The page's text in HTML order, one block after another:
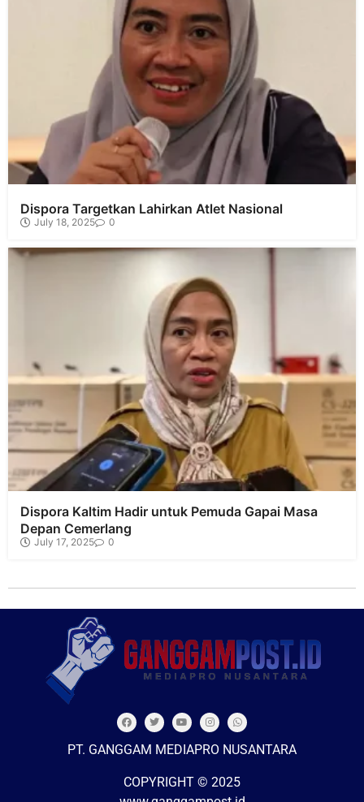
Dispora Targetkan Lahirkan Atlet Nasional
July 18, 2025 0
Dispora Kaltim Hadir untuk Pemuda Gapai Masa
Depan Cemerlang
July 17, 2025 0
PT. GANGGAM MEDIAPRO NUSANTARA
COPYRIGHT © 2025